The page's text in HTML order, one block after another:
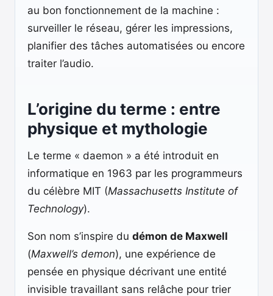
au bon fonctionnement de la machine :
surveiller le réseau, gérer les impressions,
planifier des tâches automatisées ou encore
traiter l’audio.
L’origine du terme : entre
physique et mythologie
Le terme « daemon » a été introduit en
informatique en 1963 par les programmeurs
du célèbre MIT (Massachusetts Institute of
Technology).
Son nom s’inspire du démon de Maxwell
(Maxwell’s demon), une expérience de
pensée en physique décrivant une entité
invisible travaillant sans relâche pour trier